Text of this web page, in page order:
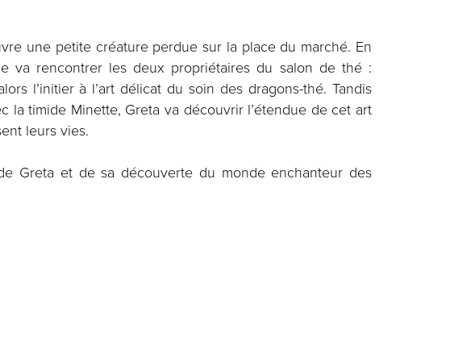
une petite créature perdue sur la place du marché. En
va rencontrer les deux propriétaires du salon de thé :
l’initier à l’art délicat du soin des dragons-thé. Tandis
la timide Minette, Greta va découvrir l’étendue de cet art
leurs vies.
Greta et de sa découverte du monde enchanteur des